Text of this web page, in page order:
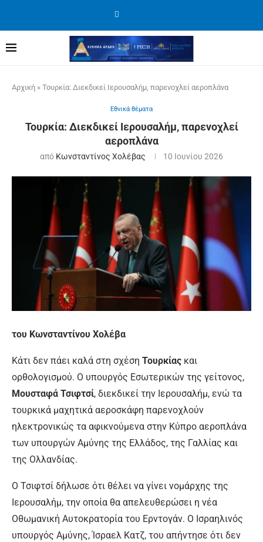
Αρχική » Τουρκία: Διεκδικεί Ιερουσαλήμ, παρενοχλεί αεροπλάνα
Εθνικά θέματα
Τουρκία: Διεκδικεί Ιερουσαλήμ, παρενοχλεί
αεροπλάνα
από Κωνσταντίνος Χολέβας 10 Ιουνίου 2026
του Κωνσταντίνου Χολέβα
Κάτι δεν πάει καλά στη σχέση Τουρκίας και
ορθολογισμού. Ο υπουργός Εσωτερικών της γείτονος,
Μουσταφά Τσιφτσί, διεκδικεί την Ιερουσαλήμ, ενώ τα
τουρκικά μαχητικά αεροσκάφη παρενοχλούν
ηλεκτρονικώς τα αφικνούμενα στην Κύπρο αεροπλάνα
των υπουργών Αμύνης της Ελλάδος, της Γαλλίας και
της Ολλανδίας.
Ο Τσιφτσί δήλωσε ότι θέλει να γίνει νομάρχης της
Ιερουσαλήμ, την οποία θα απελευθερώσει η νέα
Οθωμανική Αυτοκρατορία του Ερντογάν. Ο Ισραηλινός
υπουργός Αμύνης, Ίσραελ Κατζ, του απήντησε ότι δεν